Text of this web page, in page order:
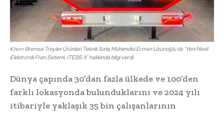
Knorr Bremse Treyler Ürünleri Teknik Satış Mühendisi Erman Uzunoğlu da ‘Yeni Nesil
Elektronik Fren Sistemi, iTEBS X’ hakkında bilgi verdi.
Dünya çapında 30’dan fazla ülkede ve 100’den
farklı lokasyonda bulunduklarını ve 2024 yılı
itibariyle yaklaşık 35 bin çalışanlarının